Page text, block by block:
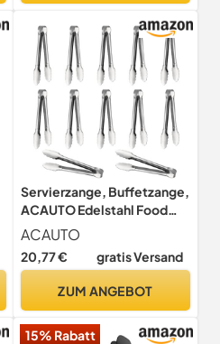
Servierzange, Buffetzange,
ACAUTO Edelstahl Food
Tong Servierzange Kleine
Servierzange Edelstahl Mini
Appetizer Zangen (13 CM(12
ACAUTO
20,77 € gratis Versand
ZUM ANGEBOT
15% Rabatt